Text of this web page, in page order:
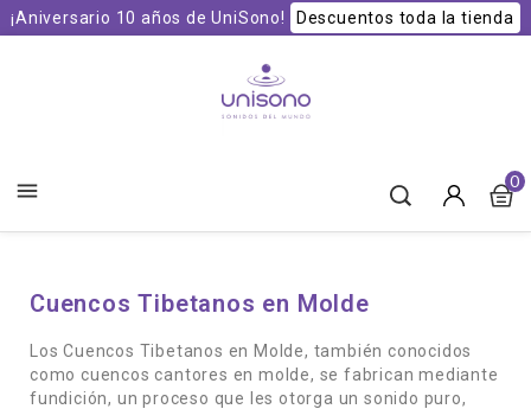
¡Aniversario 10 años de UniSono! Descuentos toda la tienda
 0
Cuencos Tibetanos en Molde
Los Cuencos Tibetanos en Molde, también conocidos
como cuencos cantores en molde, se fabrican mediante
fundición, un proceso que les otorga un sonido puro,